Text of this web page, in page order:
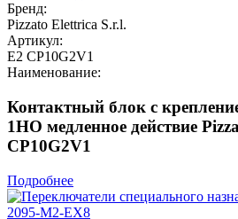
Бренд:
Pizzato Elettrica S.r.l.
Артикул:
E2 CP10G2V1
Наименование:
Контактный блок с
1НО медленное действие
CP10G2V1
Подробнее